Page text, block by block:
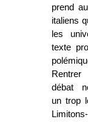
prend
italiens
les
texte
débat
un trop